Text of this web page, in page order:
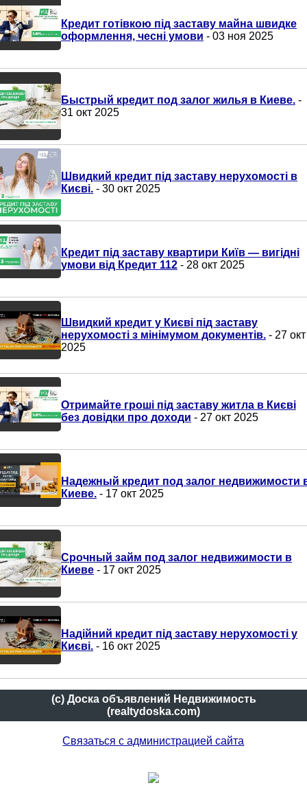
Кредит готівкою під заставу майна швидке
оформлення, чесні умови - 03 ноя 2025
Быстрый кредит под залог жилья в Киеве. -
31 окт 2025
Швидкий кредит під заставу нерухомості в
Києві. - 30 окт 2025
Кредит під заставу квартири Київ — вигідні
умови від Кредит 112 - 28 окт 2025
Швидкий кредит у Києві під заставу
нерухомості з мінімумом документів. - 27 окт
2025
Отримайте гроші під заставу житла в Києві
без довідки про доходи - 27 окт 2025
Надежный кредит под залог недвижимости
Киеве. - 17 окт 2025
Срочный займ под залог недвижимости в
Киеве - 17 окт 2025
Надійний кредит під заставу нерухомості у
Києві. - 16 окт 2025
(c) Доска объявлений Недвижимость
(realtydoska.com)
Связаться с администрацией сайта